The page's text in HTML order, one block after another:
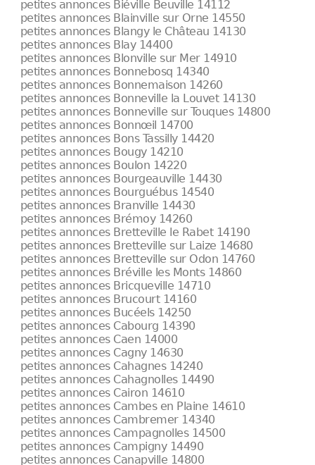
petites annonces Biéville Beuville 14112
petites annonces Blainville sur Orne 14550
petites annonces Blangy le Château 14130
petites annonces Blay 14400
petites annonces Blonville sur Mer 14910
petites annonces Bonnebosq 14340
petites annonces Bonnemaison 14260
petites annonces Bonneville la Louvet 14130
petites annonces Bonneville sur Touques 14800
petites annonces Bonnœil 14700
petites annonces Bons Tassilly 14420
petites annonces Bougy 14210
petites annonces Boulon 14220
petites annonces Bourgeauville 14430
petites annonces Bourguébus 14540
petites annonces Branville 14430
petites annonces Brémoy 14260
petites annonces Bretteville le Rabet 14190
petites annonces Bretteville sur Laize 14680
petites annonces Bretteville sur Odon 14760
petites annonces Bréville les Monts 14860
petites annonces Bricqueville 14710
petites annonces Brucourt 14160
petites annonces Bucéels 14250
petites annonces Cabourg 14390
petites annonces Caen 14000
petites annonces Cagny 14630
petites annonces Cahagnes 14240
petites annonces Cahagnolles 14490
petites annonces Cairon 14610
petites annonces Cambes en Plaine 14610
petites annonces Cambremer 14340
petites annonces Campagnolles 14500
petites annonces Campigny 14490
petites annonces Canapville 14800